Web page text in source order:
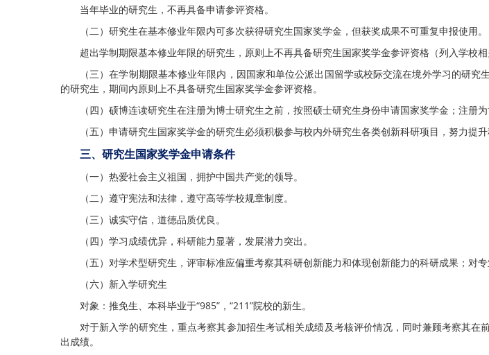
当年毕业的研究生，不再具备申请参评资格。
（二）研究生在基本修业年限内可多次获得研究生国家奖学金，但获奖成果不可重复申报使用。
超出学制期限基本修业年限的研究生，原则上不再具备研究生国家奖学金参评资格（列入学校
（三）在学制期限基本修业年限内，因国家和单位公派出国留学或校际交流在境外学习的研
的研究生，期间内原则上不具备研究生国家奖学金参评资格。
（四）硕博连读研究生在注册为博士研究生之前，按照硕士研究生身份申请国家奖学金；注册
（五）申请研究生国家奖学金的研究生必须积极参与校内外研究生各类创新科研项目，努力提升
三、研究生国家奖学金申请条件
（一）热爱社会主义祖国，拥护中国共产党的领导。
（二）遵守宪法和法律，遵守高等学校规章制度。
（三）诚实守信，道德品质优良。
（四）学习成绩优异，科研能力显著，发展潜力突出。
（五）对学术型研究生，评审标准应偏重考察其科研创新能力和体现创新能力的科研成果；对
（六）新入学研究生
对象：推免生、本科毕业于“985”，“211”院校的新生。
对于新入学的研究生，重点考察其参加招生考试相关成绩及考核评价情况，同时兼顾考察其
出成绩。